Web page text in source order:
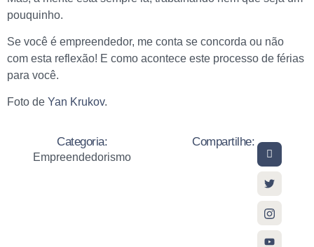
pouquinho.
Se você é empreendedor, me conta se concorda ou não
com esta reflexão! E como acontece este processo de férias
para você.
Foto de Yan Krukov.
Categoria:
Empreendedorismo
Compartilhe: